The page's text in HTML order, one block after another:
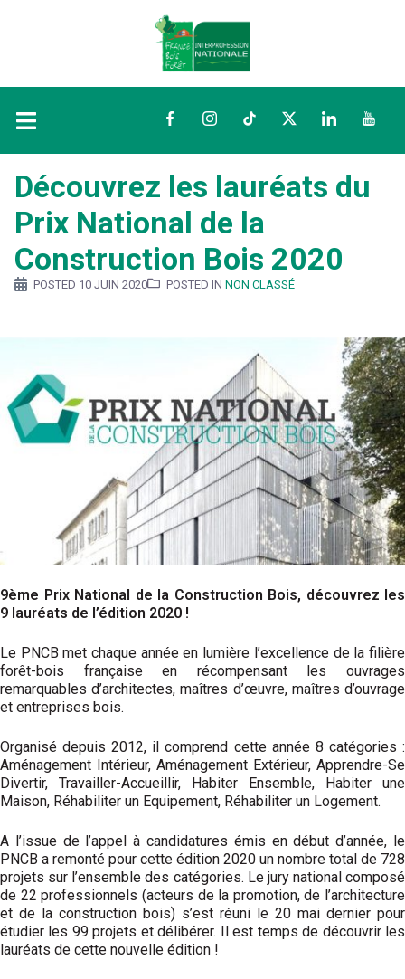
FacebookInstagramTikTokTwitterLinkedIn
Découvrez les lauréats du
Prix National de la
Construction Bois 2020
POSTED 10 JUIN 2020 POSTED IN NON CLASSÉ
9ème Prix National de la Construction Bois, découvrez les
9 lauréats de l’édition 2020 !
Le PNCB met chaque année en lumière l’excellence de la filière
forêt-bois française en récompensant les ouvrages
remarquables d’architectes, maîtres d’œuvre, maîtres d’ouvrage
et entreprises bois.
Organisé depuis 2012, il comprend cette année 8 catégories :
Aménagement Intérieur, Aménagement Extérieur, Apprendre-Se
Divertir, Travailler-Accueillir, Habiter Ensemble, Habiter une
Maison, Réhabiliter un Equipement, Réhabiliter un Logement.
A l’issue de l’appel à candidatures émis en début d’année, le
PNCB a remonté pour cette édition 2020 un nombre total de 728
projets sur l’ensemble des catégories. Le jury national composé
de 22 professionnels (acteurs de la promotion, de l’architecture
et de la construction bois) s’est réuni le 20 mai dernier pour
étudier les 99 projets et délibérer. Il est temps de découvrir les
lauréats de cette nouvelle édition !